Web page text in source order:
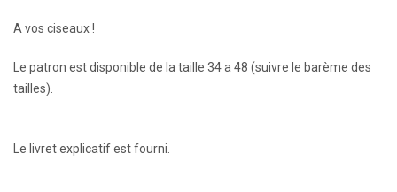
A vos ciseaux !
Le patron est disponible de la taille 34 a 48 (suivre le barème des
tailles).
Le livret explicatif est fourni.